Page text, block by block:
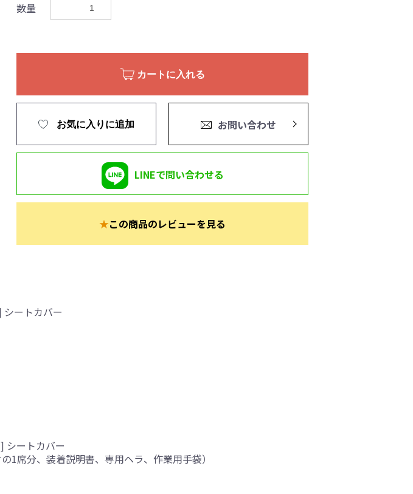
数量
カートに入れる
お気に入りに追加 お問い合わせ
LINEで問い合わせる
★この商品のレビューを見る
ートカバー
シートカバー
1席分、装着説明書、専用ヘラ、作業用手袋）